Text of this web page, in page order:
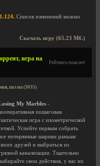
Список изменений можно
Скачать игру (65.23 Мб.)
игра на
Рейтинга пока нет
пазлы (3035)
My Marbles -
пошаговая
игра с изометрической
Успейте первым собрать
потерянные шарики раньше
друзей и выбраться из
канализации. Тщательно
свои действия, у вас их